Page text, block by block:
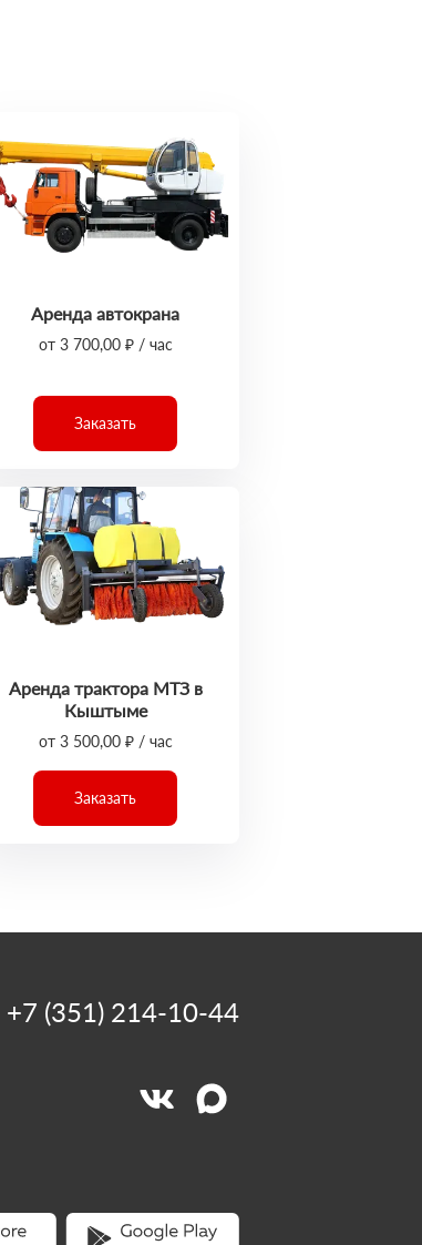
Аренда автокрана
от 3 700,00 ₽ / час
Заказать
Аренда трактора МТЗ в
Кыштыме
от 3 500,00 ₽ / час
Заказать
+7 (351) 214-10-44